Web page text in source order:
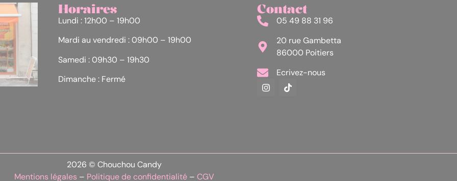
Horaires
Lundi : 12h00 – 19h00
Mardi au vendredi : 09h00 – 19h00
Samedi : 09h30 – 19h30
Dimanche : Fermé
Contact
05 49 88 31 96
20 rue Gambetta
86000 Poitiers
Ecrivez-nous
2026 © Chouchou Candy
Mentions légales – Politique de confidentialité – CGV